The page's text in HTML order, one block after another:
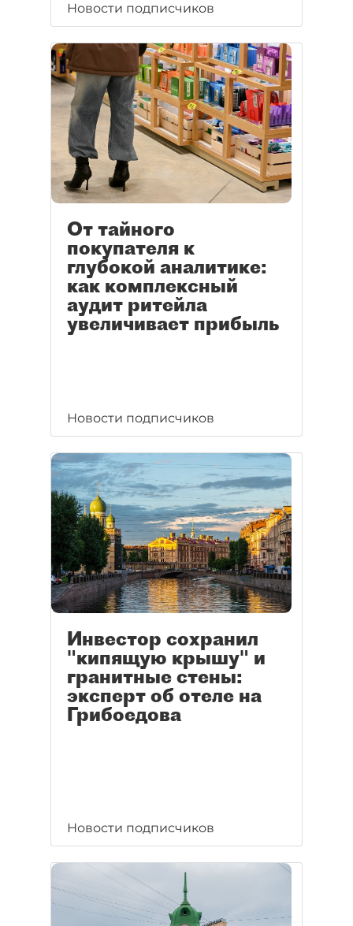
Новости подписчиков
От тайного
покупателя к
глубокой аналитике:
как комплексный
аудит ритейла
увеличивает прибыль
Новости подписчиков
Инвестор сохранил
"кипящую крышу" и
гранитные стены:
эксперт об отеле на
Грибоедова
Новости подписчиков